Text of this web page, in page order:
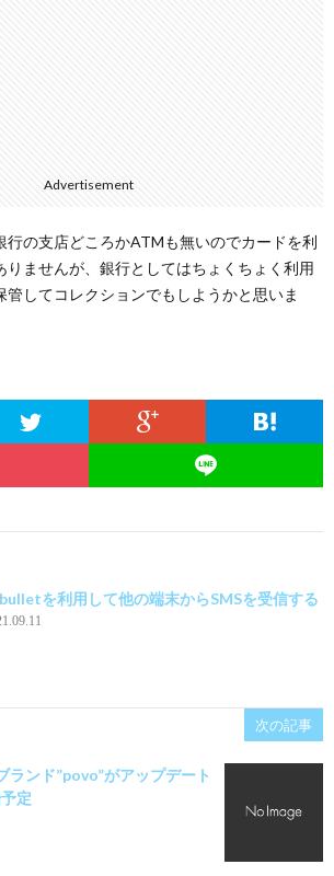
Advertisement
行の支店どころかATMも無いのでカードを利
りませんが、銀行としてはちょくちょく利用
管してコレクションでもしようかと思いま
を利用して他の端末からSMSを受信する
次の記事
ランド”povo”がアップデート
定